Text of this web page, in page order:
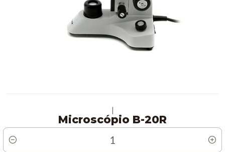
|
Microscópio B-20R
Quantidade